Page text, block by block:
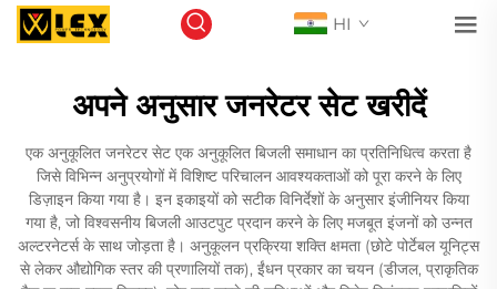
HI
अपने अनुसार जनरेटर सेट खरीदें
एक अनुकूलित जनरेटर सेट एक अनुकूलित बिजली समाधान का प्रतिनिधित्व करता है
जिसे विभिन्न अनुप्रयोगों में विशिष्ट परिचालन आवश्यकताओं को पूरा करने के लिए
डिज़ाइन किया गया है। इन इकाइयों को सटीक विनिर्देशों के अनुसार इंजीनियर किया
गया है, जो विश्वसनीय बिजली आउटपुट प्रदान करने के लिए मजबूत इंजनों को उन्नत
अल्टरनेटर्स के साथ जोड़ता है। अनुकूलन प्रक्रिया शक्ति क्षमता (छोटे पोर्टेबल यूनिट्स
से लेकर औद्योगिक स्तर की प्रणालियों तक), ईंधन प्रकार का चयन (डीजल, प्राकृतिक